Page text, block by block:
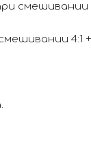
смешивании
4:1 +